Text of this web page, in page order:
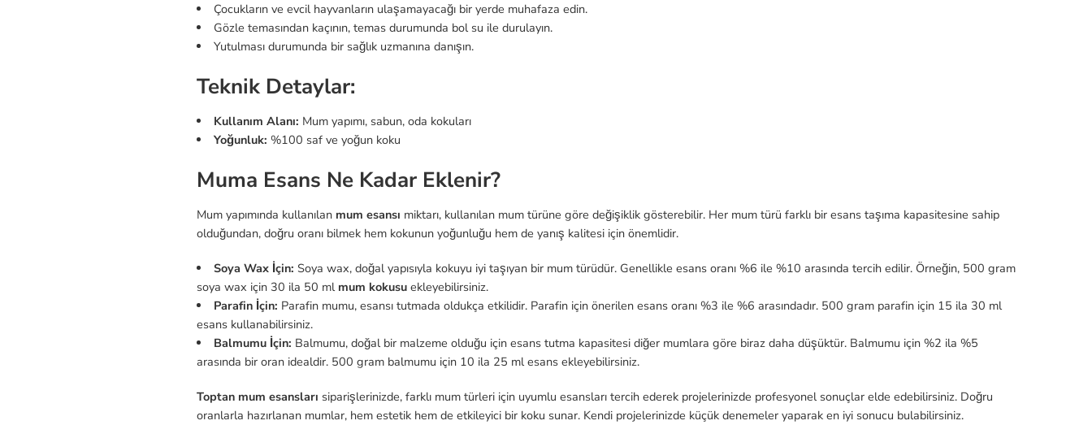
Çocukların ve evcil hayvanların ulaşamayacağı bir yerde muhafaza edin.
Gözle temasından kaçının, temas durumunda bol su ile durulayın.
Yutulması durumunda bir sağlık uzmanına danışın.
Teknik Detaylar:
Kullanım Alanı: Mum yapımı, sabun, oda kokuları
Yoğunluk: %100 saf ve yoğun koku
Muma Esans Ne Kadar Eklenir?
Mum yapımında kullanılan mum esansı miktarı, kullanılan mum türüne göre değişiklik gösterebilir. Her mum türü farklı bir esans taşıma kapasitesine sahip
olduğundan, doğru oranı bilmek hem kokunun yoğunluğu hem de yanış kalitesi için önemlidir.
Soya Wax İçin: Soya wax, doğal yapısıyla kokuyu iyi taşıyan bir mum türüdür. Genellikle esans oranı %6 ile %10 arasında tercih edilir. Örneğin, 500 gram
soya wax için 30 ila 50 ml mum kokusu ekleyebilirsiniz.
Parafin İçin: Parafin mumu, esansı tutmada oldukça etkilidir. Parafin için önerilen esans oranı %3 ile %6 arasındadır. 500 gram parafin için 15 ila 30 ml
esans kullanabilirsiniz.
Balmumu İçin: Balmumu, doğal bir malzeme olduğu için esans tutma kapasitesi diğer mumlara göre biraz daha düşüktür. Balmumu için %2 ila %5
arasında bir oran idealdir. 500 gram balmumu için 10 ila 25 ml esans ekleyebilirsiniz.
Toptan mum esansları siparişlerinizde, farklı mum türleri için uyumlu esansları tercih ederek projelerinizde profesyonel sonuçlar elde edebilirsiniz. Doğru
oranlarla hazırlanan mumlar, hem estetik hem de etkileyici bir koku sunar. Kendi projelerinizde küçük denemeler yaparak en iyi sonucu bulabilirsiniz.